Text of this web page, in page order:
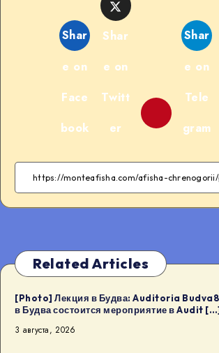
Shar
e on
Face
book
Shar
e on
Twitt
er
Shar
e on
Tele
gram
Related Articles
[Photo] Лекция в Будва: Auditoria Budva8
в Будва состоится мероприятие в Audit
3 августа, 2026